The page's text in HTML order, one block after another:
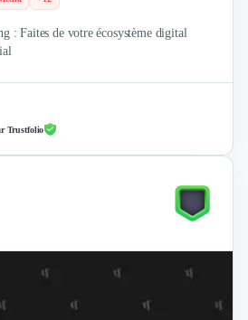
: Faites de votre écosystème digital
Trustfolio